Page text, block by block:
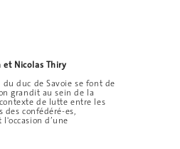
et Nicolas Thiry
duc de Savoie se font de
grandit au sein de la
de lutte entre les
des confédéré-es,
d’une